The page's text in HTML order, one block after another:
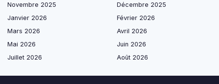
Novembre 2025
Décembre 2025
Janvier 2026
Février 2026
Mars 2026
Avril 2026
Mai 2026
Juin 2026
Juillet 2026
Août 2026